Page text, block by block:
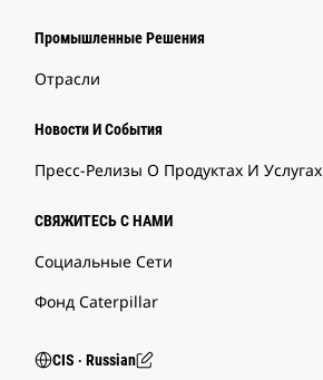
Промышленные Решения
Отрасли
Новости И События
Пресс-Релизы О Продуктах И Услугах
СВЯЖИТЕСЬ С НАМИ
Социальные Сети
Фонд Caterpillar
CIS ‧ Russian